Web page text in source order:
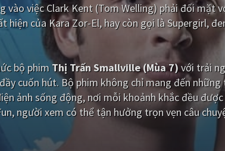
vào việc Clark Kent (Tom Welling) phải đối mặt
hiện của Kara Zor-El, hay còn gọi là Supergirl,
bộ phim Thị Trấn Smallville (Mùa 7)với trải
cuốn hút. Bộ phim không chỉ mang đến
ảnh sống động, nơi mỗi khoảnh khắc đều
người xem có thể tận hưởng trọn vẹn câu